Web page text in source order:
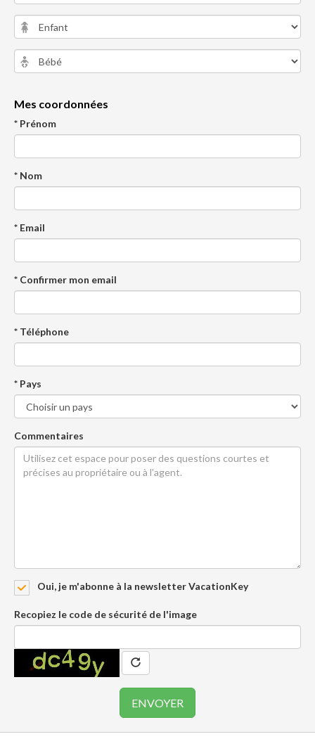
Mes coordonnées
* Prénom
* Nom
* Email
* Confirmer mon email
* Téléphone
* Pays
Commentaires
Oui, je m'abonne à la newsletter VacationKey
Recopiez le code de sécurité de l'image